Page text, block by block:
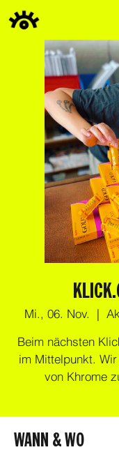
Mi., 06. Nov.
  |
Beim nächsten
im Mittelpunkt.
von Khrome
WANN & WO